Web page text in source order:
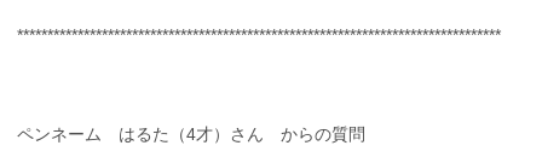
********************************************************************************
ペンネーム はるた（4才）さん からの質問